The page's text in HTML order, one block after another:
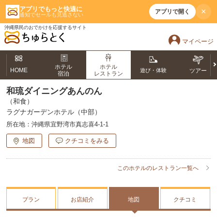
アプリでもっと快適に
通知でセールも見逃さない アプリで開く ×
沖縄県民のおでかけを応援するサイト
マイページ
HOME
ホテル
宿泊
ホテル
レストラン
遊び・体験 ツアー
和琉ダイニングあんのん
（和食）
ラグナガーデンホテル（中部）
所在地： 沖縄県宜野湾市真志喜4-1-1
地図 クチコミをみる
このホテルのレストラン一覧へ
プラン お店紹介 地図 クチコミ